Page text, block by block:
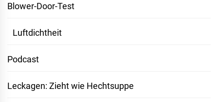
Blower-Door-Test
Luftdichtheit
Podcast
Leckagen: Zieht wie Hechtsuppe